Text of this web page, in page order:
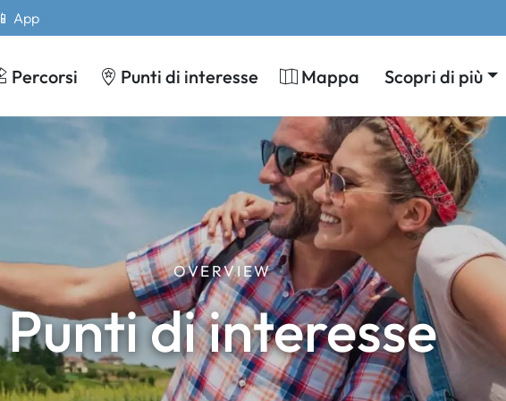
📱 App
Percorsi Punti di interesse Mappa Scopri di più
OVERVIEW
Punti di interesse